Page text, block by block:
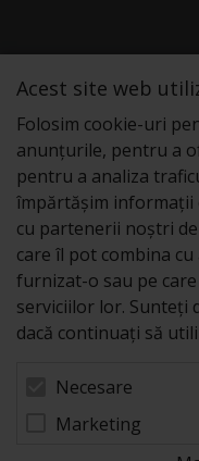
© 2026 Zeus
Acest site web
Folosim cookie-uri
anunțurile, pentru a
pentru a analiza
împărtășim
cu partenerii noștri
care îl pot combina
furnizat-o sau pe
serviciilor lor. Sunteți
dacă continuați să
Necesare
Marketing